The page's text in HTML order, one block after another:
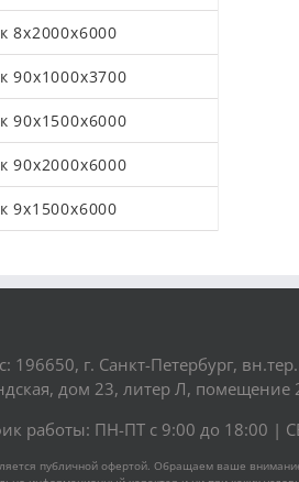
8х2000х6000
90х1000х3700
90х1500х6000
90х2000х6000
9х1500х6000
196650, г. Санкт-Петербург,
дом 23, литер Л,
работы: ПН-ПТ с 9:00 до 18:00 |
публичной офертой. Обращаем ваше